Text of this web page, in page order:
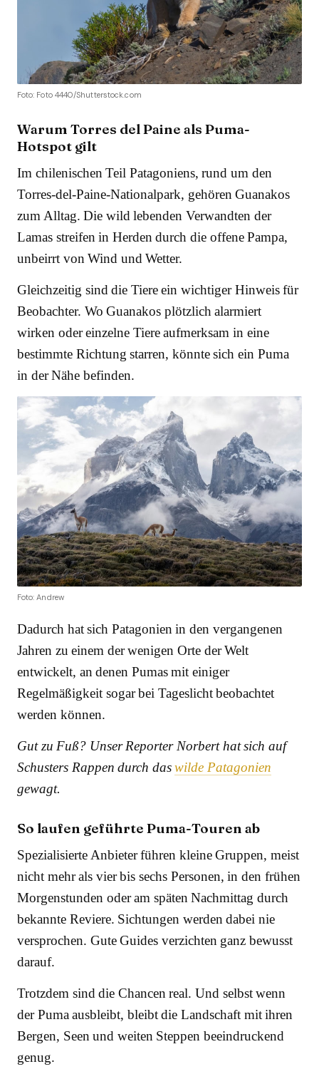
Foto: Foto 4440/Shutterstock.com
Warum Torres del Paine als Puma-
Hotspot gilt
Im chilenischen Teil Patagoniens, rund um den
Torres-del-Paine-Nationalpark, gehören Guanakos
zum Alltag. Die wild lebenden Verwandten der
Lamas streifen in Herden durch die offene Pampa,
unbeirrt von Wind und Wetter.
Gleichzeitig sind die Tiere ein wichtiger Hinweis für
Beobachter. Wo Guanakos plötzlich alarmiert
wirken oder einzelne Tiere aufmerksam in eine
bestimmte Richtung starren, könnte sich ein Puma
in der Nähe befinden.
Foto: Andrew
Dadurch hat sich Patagonien in den vergangenen
Jahren zu einem der wenigen Orte der Welt
entwickelt, an denen Pumas mit einiger
Regelmäßigkeit sogar bei Tageslicht beobachtet
werden können.
Gut zu Fuß? Unser Reporter Norbert hat sich auf
Schusters Rappen durch daswilde Patagonien
gewagt.
So laufen geführte Puma-Touren ab
Spezialisierte Anbieter führen kleine Gruppen, meist
nicht mehr als vier bis sechs Personen, in den frühen
Morgenstunden oder am späten Nachmittag durch
bekannte Reviere. Sichtungen werden dabei nie
versprochen. Gute Guides verzichten ganz bewusst
darauf.
Trotzdem sind die Chancen real. Und selbst wenn
der Puma ausbleibt, bleibt die Landschaft mit ihren
Bergen, Seen und weiten Steppen beeindruckend
genug.